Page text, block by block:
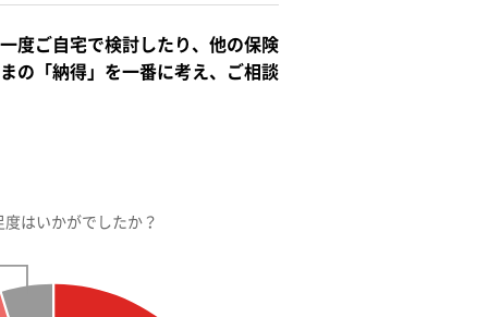
度ご自宅で検討したり、他の保険
の「納得」を一番に考え、ご相談
はいかがでしたか？